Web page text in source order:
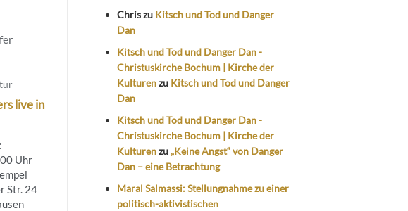
live in
Uhr
Str. 24
Chriszu Kitsch und Tod und Danger
Dan
Kitsch und Tod und Danger Dan -
Christuskirche Bochum | Kirche der
Kulturenzu Kitsch und Tod und Danger
Dan
Kitsch und Tod und Danger Dan -
Christuskirche Bochum | Kirche der
Kulturenzu „Keine Angst“ von Danger
Dan – eine Betrachtung
Maral Salmassi: Stellungnahme zu einer
politisch-aktivistischen